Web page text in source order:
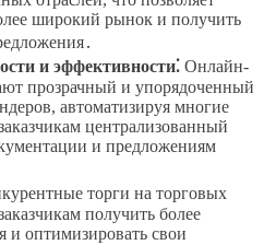
широкий рынок и получить
и эффективности⁚ Онлайн-
прозрачный и упорядоченный
автоматизируя многие
централизованный
и предложениям
торги на торговых
получить более
оптимизировать свои